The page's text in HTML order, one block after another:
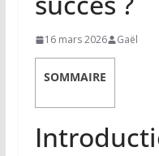
16 mars 2026 Gaël
SOMMAIRE